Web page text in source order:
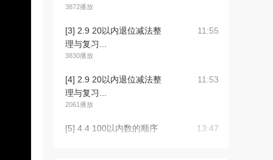
3872播放
[3] 2.9 20以内退位减法整
理与复习...
3830播放
11:55
[4] 2.9 20以内退位减法整
理与复习...
2061播放
11:53
[5] 4.4 100以内数的顺序
13:47